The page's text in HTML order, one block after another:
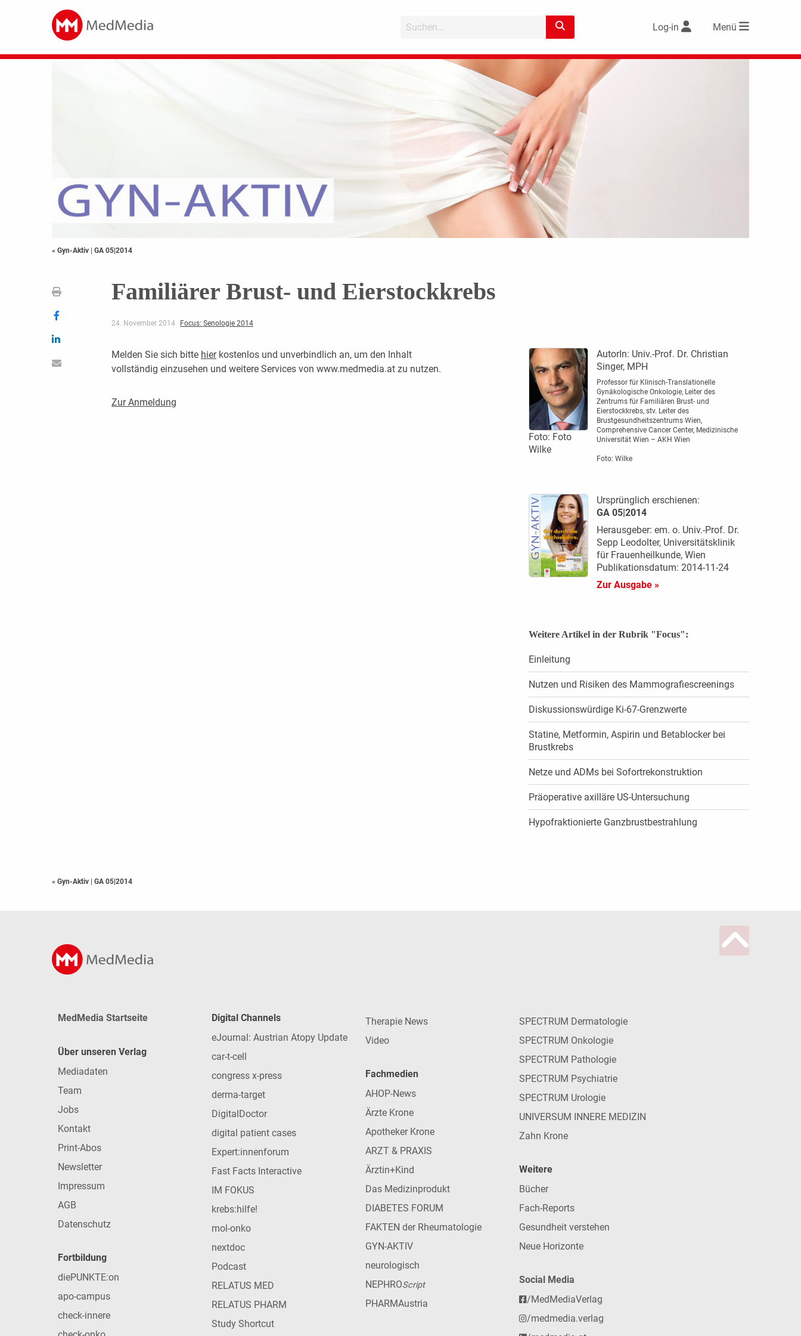
Log-in Menü
« Gyn-Aktiv | GA 05|2014
Familiärer Brust- und Eierstockkrebs
24. November 2014 Focus: Senologie 2014
Melden Sie sich bitte hierkostenlos und unverbindlich an, um den Inhalt
vollständig einzusehen und weitere Services von www.medmedia.at zu nutzen.
Zur Anmeldung
Foto: Foto
Wilke
AutorIn: Univ.-Prof. Dr. Christian
Singer, MPH
Professor für Klinisch-Translationelle
Gynäkologische Onkologie, Leiter des
Zentrums für Familiären Brust- und
Eierstockkrebs, stv. Leiter des
Brustgesundheitszentrums Wien,
Comprehensive Cancer Center, Medizinische
Universität Wien – AKH Wien
Foto: Wilke
Ursprünglich erschienen:
GA 05|2014
Herausgeber: em. o. Univ.-Prof. Dr.
Sepp Leodolter, Universitätsklinik
für Frauenheilkunde, Wien
Publikationsdatum: 2014-11-24
Zur Ausgabe »
Weitere Artikel in der Rubrik "Focus":
Einleitung
Nutzen und Risiken des Mammografiescreenings
Diskussionswürdige Ki-67-Grenzwerte
Statine, Metformin, Aspirin und Betablocker bei
Brustkrebs
Netze und ADMs bei Sofortrekonstruktion
Präoperative axilläre US-Untersuchung
Hypofraktionierte Ganzbrustbestrahlung
« Gyn-Aktiv | GA 05|2014
MedMedia Startseite
Über unseren Verlag
Mediadaten
Team
Jobs
Kontakt
Print-Abos
Newsletter
Impressum
AGB
Datenschutz
Fortbildung
diePUNKTE:on
apo-campus
check-innere
Digital Channels
eJournal: Austrian Atopy Update
car-t-cell
congress x-press
derma-target
DigitalDoctor
digital patient cases
Expert:innenforum
Fast Facts Interactive
IM FOKUS
krebs:hilfe!
mol-onko
nextdoc
Podcast
RELATUS MED
RELATUS PHARM
Study Shortcut
Therapie News
Video
Fachmedien
AHOP-News
Ärzte Krone
Apotheker Krone
ARZT & PRAXIS
Ärztin+Kind
Das Medizinprodukt
DIABETES FORUM
FAKTEN der Rheumatologie
GYN-AKTIV
neurologisch
NEPHROScript
PHARMAustria
SPECTRUM Dermatologie
SPECTRUM Onkologie
SPECTRUM Pathologie
SPECTRUM Psychiatrie
SPECTRUM Urologie
UNIVERSUM INNERE MEDIZIN
Zahn Krone
Weitere
Bücher
Fach-Reports
Gesundheit verstehen
Neue Horizonte
Social Media
/MedMediaVerlag
/medmedia.verlag